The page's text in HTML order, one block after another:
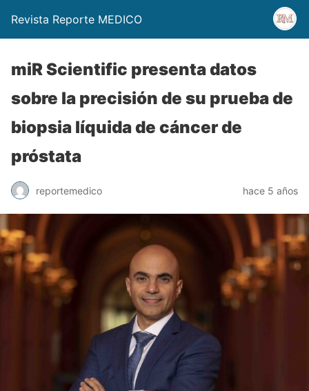
Revista Reporte MEDICO
miR Scientific presenta datos
sobre la precisión de su prueba de
biopsia líquida de cáncer de
próstata
reportemedico hace 5 años